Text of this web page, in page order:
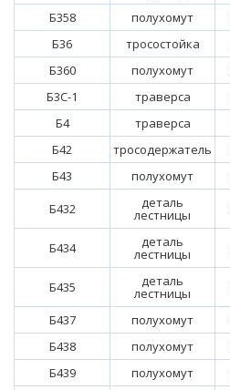
Б358
полухомут
Б36
тросостойка
Б360
полухомут
Б3С-1
траверса
Б4
траверса
Б42
тросодержатель
Б43
полухомут
Б432
деталь
лестницы
Б434 деталь
лестницы
Б435 деталь
лестницы
Б437
полухомут
Б438
полухомут
Б439
полухомут